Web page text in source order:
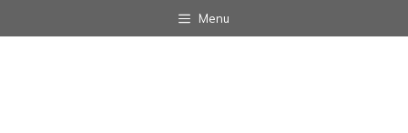
do
Menu